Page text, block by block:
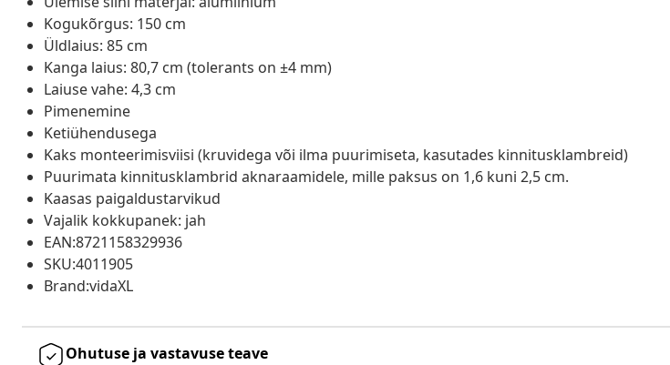
Kogukõrgus: 150 cm
Üldlaius: 85 cm
Kanga laius: 80,7 cm (tolerants on ±4 mm)
Laiuse vahe: 4,3 cm
Pimenemine
Ketiühendusega
Kaks monteerimisviisi (kruvidega või ilma puurimiseta, kasutades kinnitusklambreid)
Puurimata kinnitusklambrid aknaraamidele, mille paksus on 1,6 kuni 2,5 cm.
Kaasas paigaldustarvikud
Vajalik kokkupanek: jah
EAN:8721158329936
SKU:4011905
Brand:vidaXL
Ohutuse ja vastavuse teave